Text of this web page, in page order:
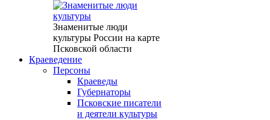
Знаменитые люди
культуры России на карте
Псковской области
Краеведение
Персоны
Краеведы
Губернаторы
Псковские писатели
и деятели культуры